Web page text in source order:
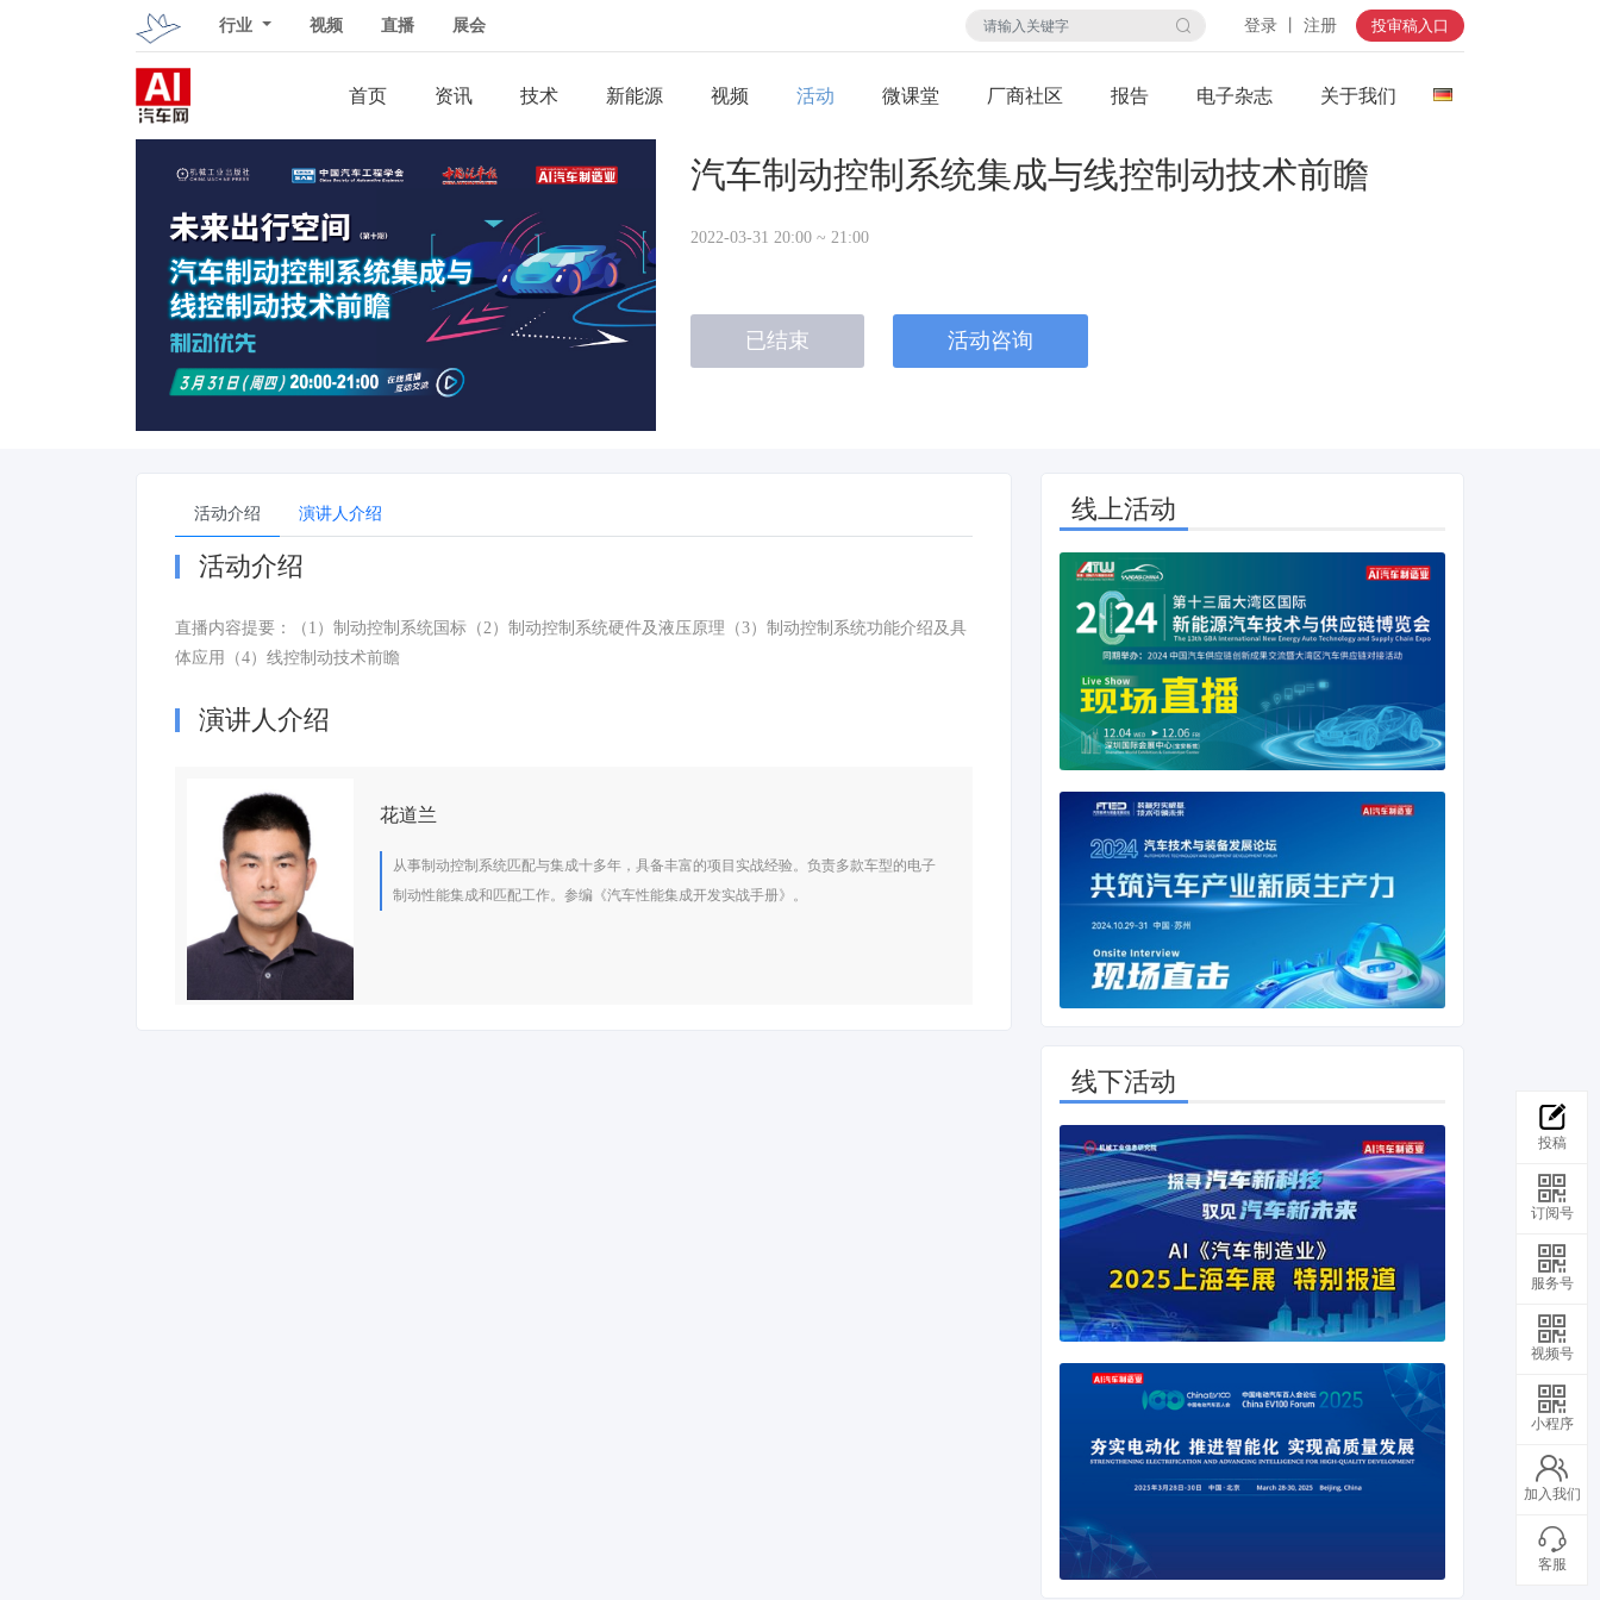
行业 视频 直播 展会 登录 丨 注册 投审稿入口
首页 资讯 技术 视频 活动 微课堂 厂商社区 报告 电子杂志 关于我们
汽车制动控制系统集成与线控制动技术前瞻
2022-03-31 20:00 ~ 21:00
已结束 活动咨询
活动介绍 演讲人介绍
活动介绍
直播内容提要：（1）制动控制系统国标（2）制动控制系统硬件及液压原理（3）制动控制系统功能介绍及具
体应用（4）线控制动技术前瞻
演讲人介绍
花道兰
从事制动控制系统匹配与集成十多年，具备丰富的项目实战经验。负责多款车型的电子
制动性能集成和匹配工作。参编《汽车性能集成开发实战手册》。
线上活动
线下活动
投稿
订阅号
服务号
视频号
小程序
加入我们
客服